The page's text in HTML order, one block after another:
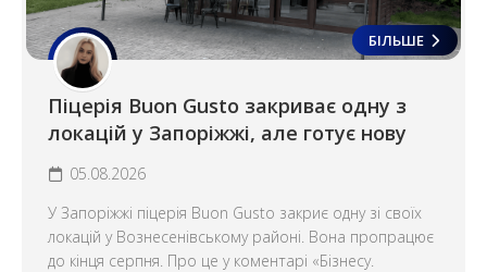
БІЛЬШЕ
Піцерія Buon Gusto закриває одну з
локацій у Запоріжжі, але готує нову
05.08.2026
У Запоріжжі піцерія Buon Gusto закриє одну зі своїх
локацій у Вознесенівському районі. Вона пропрацює
до кінця серпня. Про це у коментарі «Бізнесу.